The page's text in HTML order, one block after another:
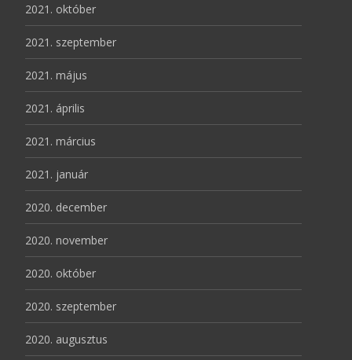
2021. október
2021. szeptember
2021. május
2021. április
2021. március
2021. január
2020. december
2020. november
2020. október
2020. szeptember
2020. augusztus